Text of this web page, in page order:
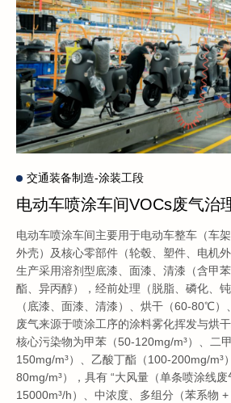
交通装备制造-涂装工段
电动车喷涂车间VOCs废气治
电动车喷涂车间主要用于电动车整车（车
外壳）及核心零部件（轮毂、塑件、电机
生产采用溶剂型底漆、面漆、清漆（含甲
酯、异丙醇），经前处理（脱脂、磷化、
（底漆、面漆、清漆）、烘干（60-80℃）
废气来源于喷涂工序的涂料雾化挥发与烘
核心污染物为甲苯（50-120mg/m³）、二
150mg/m³）、乙酸丁酯（100-200mg/m³
80mg/m³），具有 “大风量（单条喷涂线
15000m³/h）、中浓度、多组分（苯系物